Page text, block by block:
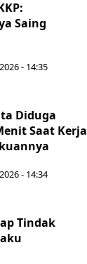
Saing
- 14:35
Diduga
Saat Kerja
- 14:34
Tindak